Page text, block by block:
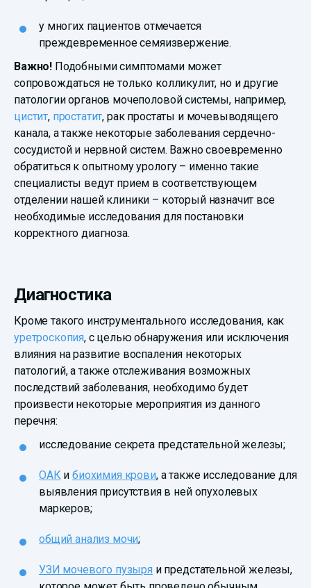
у многих пациентов отмечается
преждевременное семяизвержение.
Важно! Подобными симптомами может
сопровождаться не только колликулит, но и другие
патологии органов мочеполовой системы, например,
цистит, простатит, рак простаты и мочевыводящего
канала, а также некоторые заболевания сердечно-
сосудистой и нервной систем. Важно своевременно
обратиться к опытному урологу – именно такие
специалисты ведут прием в соответствующем
отделении нашей клиники – который назначит все
необходимые исследования для постановки
корректного диагноза.
Диагностика
Кроме такого инструментального исследования, как
уретроскопия, с целью обнаружения или исключения
влияния на развитие воспаления некоторых
патологий, а также отслеживания возможных
последствий заболевания, необходимо будет
произвести некоторые мероприятия из данного
перечня:
исследование секрета предстательной железы;
ОАКибиохимия крови, а также исследование для
выявления присутствия в ней опухолевых
маркеров;
общий анализ мочи;
УЗИ мочевого пузыря и предстательной железы,